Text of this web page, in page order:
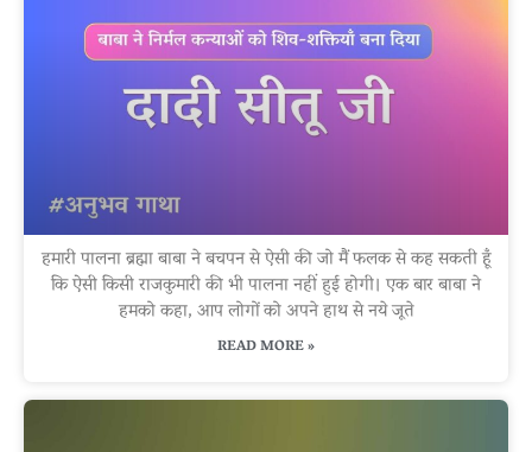
हमारी पालना ब्रह्मा बाबा ने बचपन से ऐसी की जो मैं फलक से कह सकती हूँ
कि ऐसी किसी राजकुमारी की भी पालना नहीं हुई होगी। एक बार बाबा ने
हमको कहा, आप लोगों को अपने हाथ से नये जूते
READ MORE »